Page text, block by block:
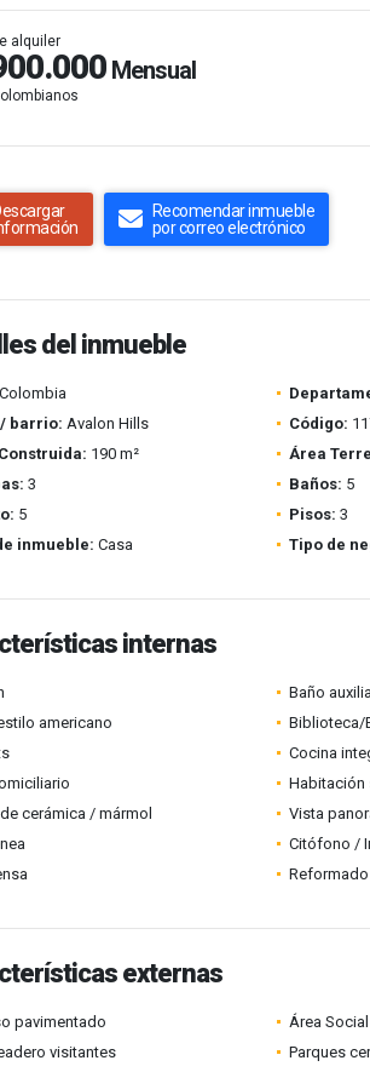
alquiler
Mensual
Recomendar inmueble
por correo electrónico
del inmueble
Colombia
barrio: Avalon Hills Código:
190 m² Área
3 Baños: 5
5 Pisos: 3
inmueble: Casa Tipo de
internas
Baño
americano
Biblioteca/
Cocina
Habitación
cerámica / mármol
Vista
Citófono /
Reformado
externas
pavimentado Área Social
visitantes
Parques